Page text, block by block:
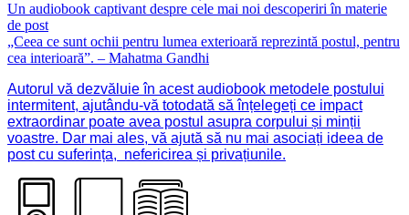
Un audiobook captivant despre cele mai noi descoperiri în materie
de post
„Ceea ce sunt ochii pentru lumea exterioară reprezintă postul, pentru
cea interioară”. – Mahatma Gandhi
Autorul vă dezvăluie în acest audiobook metodele postului
intermitent, ajutându-vă totodată să înțelegeți ce impact
extraordinar poate avea postul asupra corpului și minții
voastre. Dar mai ales, vă ajută să nu mai asociați ideea de
post cu suferința, nefericirea și privațiunile.